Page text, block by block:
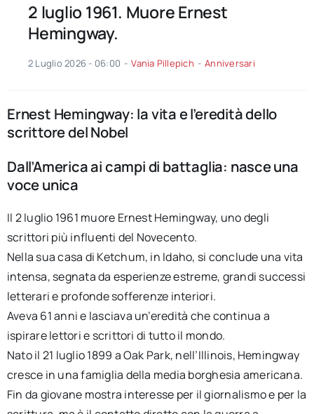
2 luglio 1961. Muore Ernest
Hemingway.
2 Luglio 2026 - 06:00 - Vania Pillepich - Anniversari
Ernest Hemingway: la vita e l’eredità dello
scrittore del Nobel
Dall’America ai campi di battaglia: nasce una
voce unica
Il 2 luglio 1961 muore Ernest Hemingway, uno degli
scrittori più influenti del Novecento.
Nella sua casa di Ketchum, in Idaho, si conclude una vita
intensa, segnata da esperienze estreme, grandi successi
letterari e profonde sofferenze interiori.
Aveva 61 anni e lasciava un’eredità che continua a
ispirare lettori e scrittori di tutto il mondo.
Nato il 21 luglio 1899 a Oak Park, nell’Illinois, Hemingway
cresce in una famiglia della media borghesia americana.
Fin da giovane mostra interesse per il giornalismo e per la